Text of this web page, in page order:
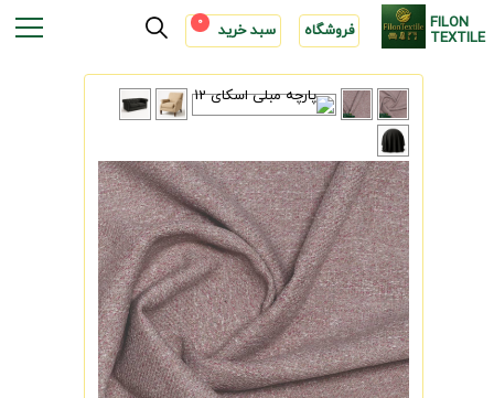
FILON
TEXTILE فروشگاه سبد خرید 0